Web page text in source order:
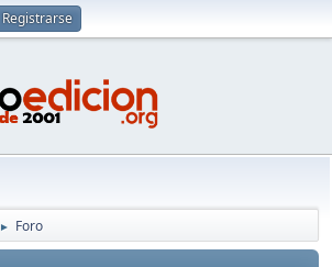
Registrarse
► Foro